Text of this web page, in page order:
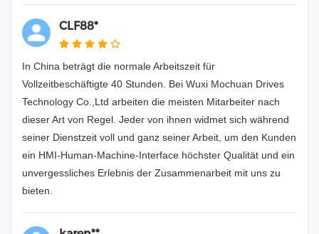
CLF88*
In China beträgt die normale Arbeitszeit für
Vollzeitbeschäftigte 40 Stunden. Bei Wuxi Mochuan Drives
Technology Co.,Ltd arbeiten die meisten Mitarbeiter nach
dieser Art von Regel. Jeder von ihnen widmet sich während
seiner Dienstzeit voll und ganz seiner Arbeit, um den Kunden
ein HMI-Human-Machine-Interface höchster Qualität und ein
unvergessliches Erlebnis der Zusammenarbeit mit uns zu
bieten.